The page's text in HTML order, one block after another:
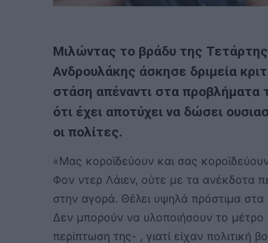
Μιλώντας το βράδυ της
Ανδρουλάκης άσκησε δριμεία
στάση απέναντι στα προβλήματα
ότι έχει αποτύχει να δώσει
οι πολίτες.
«Μας κοροϊδεύουν και σας
Φον ντερ Λάιεν, ούτε με τα ανέκδοτα
στην αγορά. Θέλει υψηλά πρόστιμα
Δεν μπορούν να υλοποιήσουν το
περίπτωση της- , γιατί είχαν πολιτική